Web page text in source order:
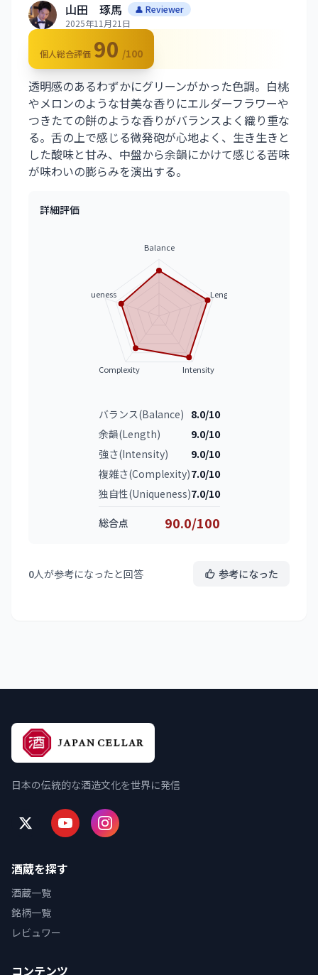
山田 琢馬
👤 Reviewer
2025年11月21日
個人総合評価 90 /100
透明感のあるわずかにグリーンがかった色調。白桃
やメロンのような甘美な香りにエルダーフラワーや
つきたての餅のような香りがバランスよく織り重な
る。舌の上で感じる微発砲が心地よく、生き生きと
した酸味と甘み、中盤から余韻にかけて感じる苦味
が味わいの膨らみを演出する。
詳細評価
Balance
Length
Intensity
Complexity
Uniqueness
バランス(Balance) 8.0/10
余韻(Length)
9.0/10
強さ(Intensity)
9.0/10
複雑さ(Complexity)7.0/10
独自性(Uniqueness)7.0/10
総合点 90.0/100
0人が参考になったと回答 参考になった
日本の伝統的な酒造文化を世界に発信
酒蔵を探す
酒蔵一覧
銘柄一覧
レビュワー
コンテンツ